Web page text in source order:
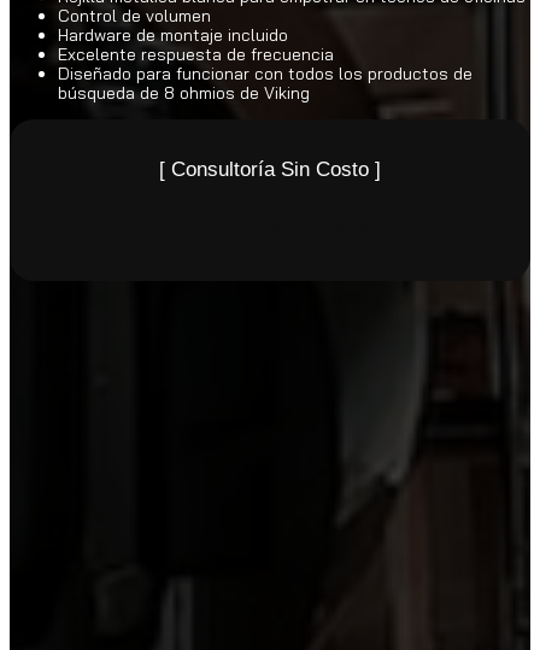
Control de volumen
Hardware de montaje incluido
Excelente respuesta de frecuencia
Diseñado para funcionar con todos los productos de
búsqueda de 8 ohmios de Viking
[ Consultoría Sin Costo ]